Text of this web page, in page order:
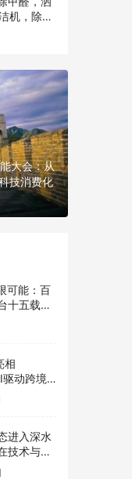
机，除醛
大会：从
技消费化
可能：百
十五载，
阵赋能产
相
动跨境
家共赢全
进入深水
技术与商
破局之道